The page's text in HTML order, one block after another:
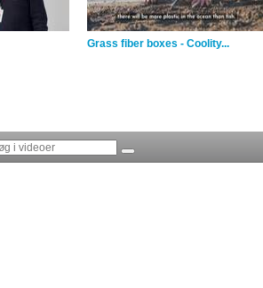
Grass fiber boxes - Coolity...